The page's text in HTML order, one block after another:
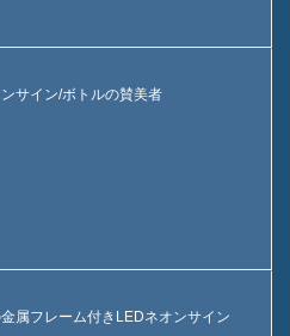
サイン/ボトルの賛美者
属フレーム付きLEDネオンサイン